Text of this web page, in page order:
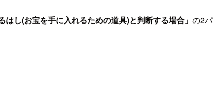
はし(お宝を手に入れるための道具)と判断する場合」 の2パ